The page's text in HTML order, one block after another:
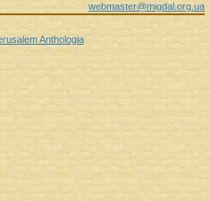
webmaster@migdal.org.ua